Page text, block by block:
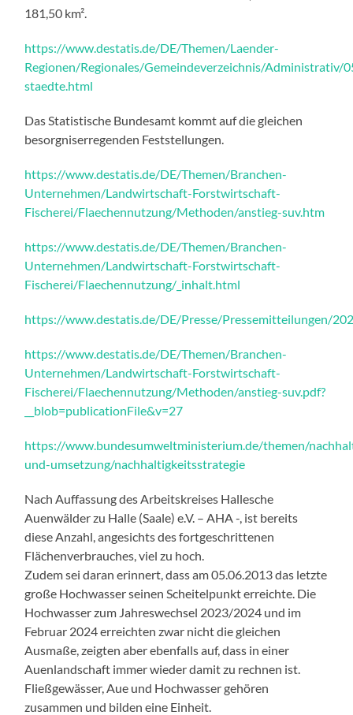
181,50 km².
https://www.destatis.de/DE/Themen/Laender-
Regionen/Regionales/Gemeindeverzeichnis/Administrativ/
staedte.html
Das Statistische Bundesamt kommt auf die gleichen
besorgniserregenden Feststellungen.
https://www.destatis.de/DE/Themen/Branchen-
Unternehmen/Landwirtschaft-Forstwirtschaft-
Fischerei/Flaechennutzung/Methoden/anstieg-suv.htm
https://www.destatis.de/DE/Themen/Branchen-
Unternehmen/Landwirtschaft-Forstwirtschaft-
Fischerei/Flaechennutzung/_inhalt.html
https://www.destatis.de/DE/Presse/Pressemitteilungen/
https://www.destatis.de/DE/Themen/Branchen-
Unternehmen/Landwirtschaft-Forstwirtschaft-
Fischerei/Flaechennutzung/Methoden/anstieg-suv.pdf?
__blob=publicationFile&v=27
https://www.bundesumweltministerium.de/themen/
und-umsetzung/nachhaltigkeitsstrategie
Nach Auffassung des Arbeitskreises Hallesche
Auenwälder zu Halle (Saale) e.V. – AHA -, ist bereits
diese Anzahl, angesichts des fortgeschrittenen
Flächenverbrauches, viel zu hoch.
Zudem sei daran erinnert, dass am 05.06.2013 das letzte
große Hochwasser seinen Scheitelpunkt erreichte. Die
Hochwasser zum Jahreswechsel 2023/2024 und im
Februar 2024 erreichten zwar nicht die gleichen
Ausmaße, zeigten aber ebenfalls auf, dass in einer
Auenlandschaft immer wieder damit zu rechnen ist.
Fließgewässer, Aue und Hochwasser gehören
zusammen und bilden eine Einheit.